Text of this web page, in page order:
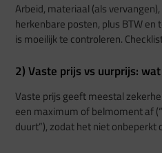
Arbeid, materiaal (als
herkenbare posten, plus BTW en
is moeilijk te controleren.
2) Vaste prijs vs uurprijs:
Vaste prijs geeft meestal
een maximum of belmoment af
duurt”), zodat het niet onbeperkt